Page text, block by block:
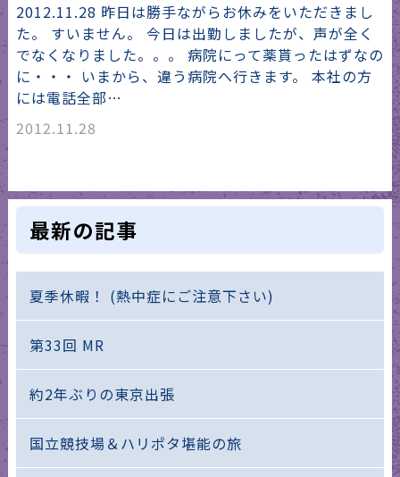
2012.11.28 昨日は勝手ながらお休みをいただきまし
た。 すいません。 今日は出勤しましたが、声が全く
でなくなりました。。。 病院にって薬貰ったはずなの
に・・・ いまから、違う病院へ行きます。 本社の方
には電話全部…
2012.11.28
最新の記事
夏季休暇！ (熱中症にご注意下さい)
第33回 MR
約2年ぶりの東京出張
国立競技場＆ハリポタ堪能の旅